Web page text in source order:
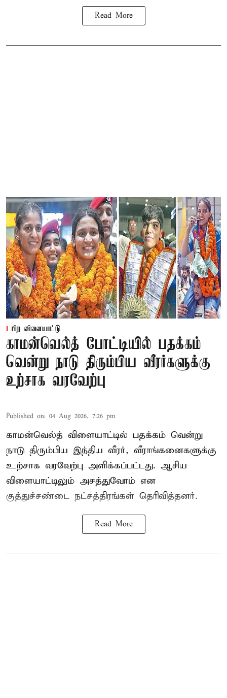
Read More
பிற விளையாட்டு
காமன்வெல்த் போட்டியில் பதக்கம்
வென்று நாடு திரும்பிய வீரர்களுக்கு
உற்சாக வரவேற்பு
Published on: 04 Aug 2026, 7:26 pm
காமன்வெல்த் விளையாட்டில் பதக்கம் வென்று
நாடு திரும்பிய இந்திய வீரர், வீராங்கனைகளுக்கு
உற்சாக வரவேற்பு அளிக்கப்பட்டது. ஆசிய
விளையாட்டிலும் அசத்துவோம் என
குத்துச்சண்டை நட்சத்திரங்கள் தெரிவித்தனர்.
Read More